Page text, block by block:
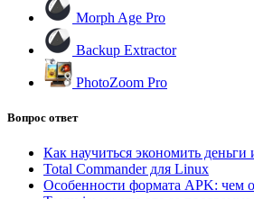
Morph Age Pro
Backup Extractor
PhotoZoom Pro
Вопрос ответ
Как научиться экономить
Total Commander для Linux
Особенности формата APK: чем